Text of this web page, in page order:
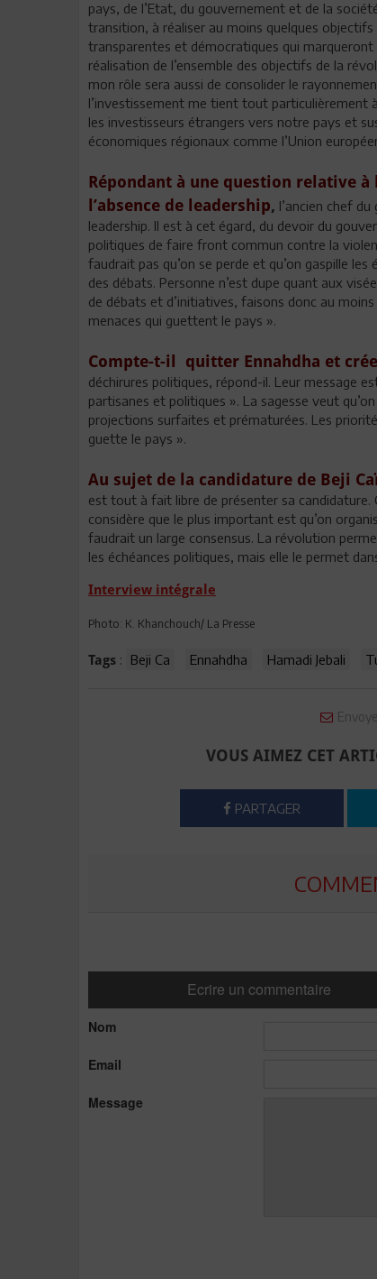
pays, de l’Etat, du gouvernement et de la
transition, à réaliser au moins quelques
transparentes et démocratiques qui marqueront
réalisation de l’ensemble des objectifs de la
mon rôle sera aussi de consolider le
l’investissement me tient tout particulièrement
les investisseurs étrangers vers notre pays et
économiques régionaux comme l’Union
Répondant à une question relative
l’absence de leadership, l’ancien chef
leadership. Il est à cet égard, du devoir du
politiques de faire front commun contre la
faudrait pas qu’on se perde et qu’on gaspille
des débats. Personne n’est dupe quant aux
de débats et d’initiatives, faisons donc au
menaces qui guettent le pays ».
Compte-t-il quitter Ennahdha et
déchirures politiques, répond-il. Leur message
partisanes et politiques ». La sagesse veut
projections surfaites et prématurées. Les
guette le pays ».
Au sujet de la candidature de Beji
est tout à fait libre de présenter sa candidature.
considère que le plus important est qu’on
faudrait un large consensus. La révolution
les échéances politiques, mais elle le permet
Interview intégrale
Photo: K. Khanchouch/ La Presse
Tags : Beji Ca Ennahdha Hamadi Jebali
VOUS AIMEZ CET
PARTAGER
Ecrire un commentaire
Nom
Email
Message